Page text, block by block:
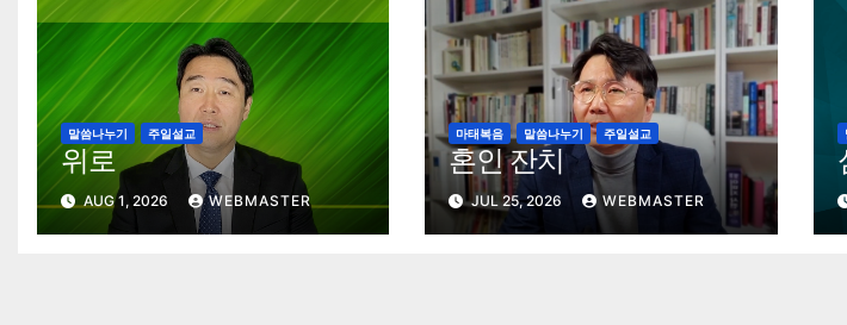
말씀나누기 주일설교
위로
AUG 1, 2026 WEBMASTER
마태복음 말씀나누기 주일설교
혼인 잔치
JUL 25, 2026 WEBMASTER